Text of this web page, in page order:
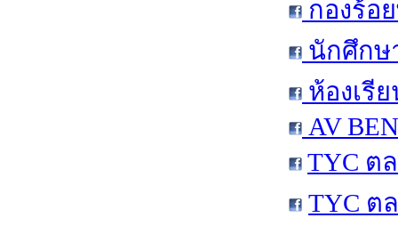
กองร้อ
นักศึกษ
ห้องเรี
AV
TYC ต
TYC ต